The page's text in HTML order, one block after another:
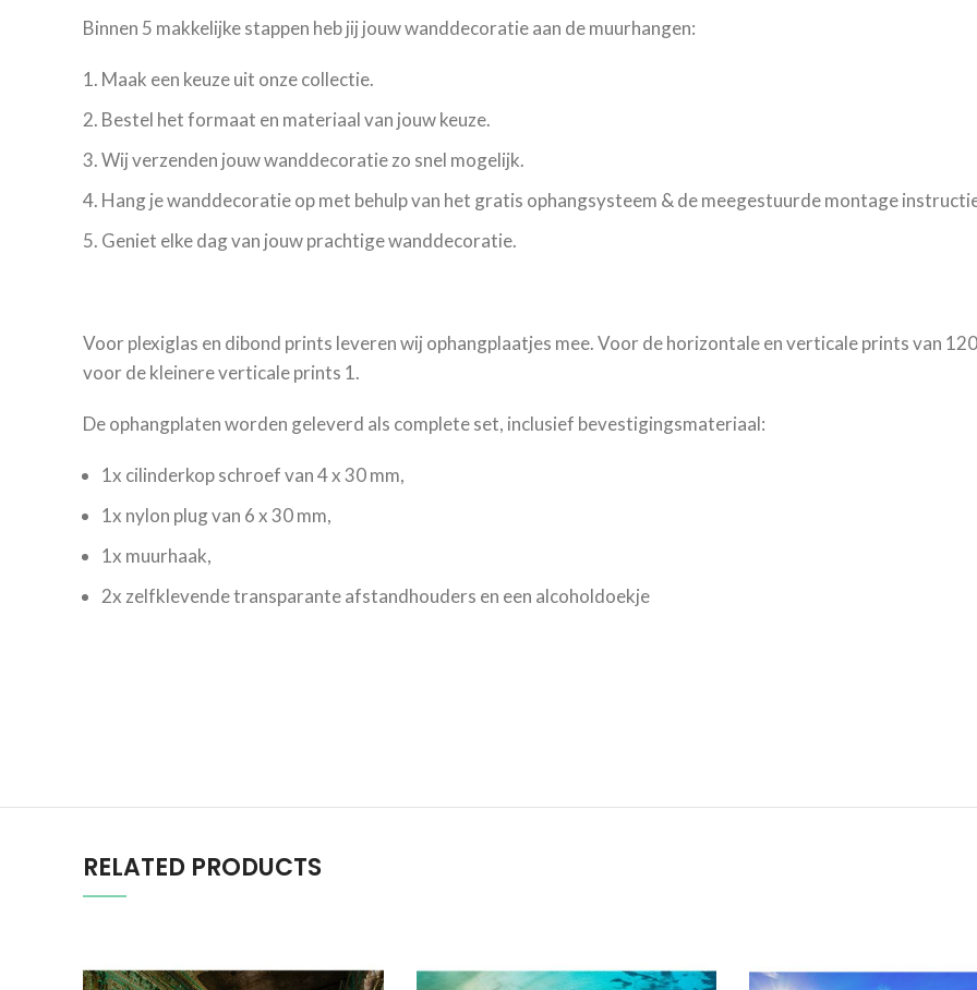
Binnen 5 makkelijke stappen heb jij jouw wanddecoratie aan de muurhangen:
Maak een keuze uit onze collectie.
Bestel het formaat en materiaal van jouw keuze.
Wij verzenden jouw wanddecoratie zo snel mogelijk.
Hang je wanddecoratie op met behulp van het gratis ophangsysteem & de meegestuurde montage
Geniet elke dag van jouw prachtige wanddecoratie.
Voor plexiglas en dibond prints leveren wij ophangplaatjes mee. Voor de horizontale en verticale prints van
voor de kleinere verticale prints 1.
De ophangplaten worden geleverd als complete set, inclusief bevestigingsmateriaal:
1x cilinderkop schroef van 4 x 30 mm,
1x nylon plug van 6 x 30 mm,
1x muurhaak,
2x zelfklevende transparante afstandhouders en een alcoholdoekje
RELATED PRODUCTS